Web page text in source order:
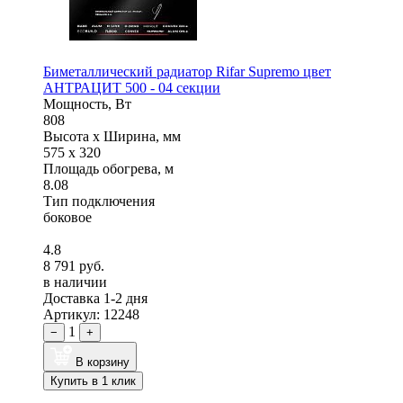
Биметаллический радиатор Rifar Supremo цвет
АНТРАЦИТ 500 - 04 секции
Мощность, Вт
808
Высота x Ширина, мм
575 x 320
Площадь обогрева, м
8.08
Тип подключения
боковое
4.8
8 791 руб.
в наличии
Доставка 1-2 дня
Артикул: 12248
− 1 +
В корзину
Купить в 1 клик